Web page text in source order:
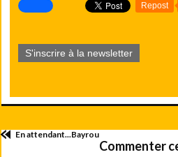
Repost
S'inscrire à la newsletter
En attendant...Bayrou
Commenter